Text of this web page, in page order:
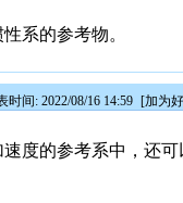
系的参考物。
时间: 2022/08/16 14:59 [加为
度的参考系中，还